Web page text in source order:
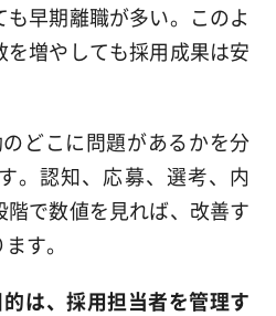
早期離職が多い。このよ
を増やしても採用成果は安
どこに問題があるかを分
。認知、応募、選考、内
で数値を見れば、改善す
す。
は、採用担当者を管理す